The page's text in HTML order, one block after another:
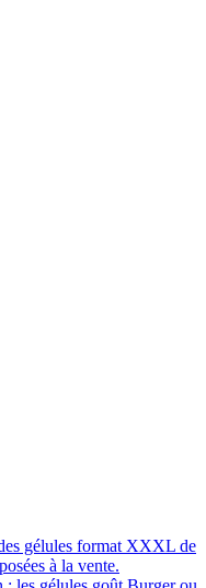
gélules format XXXL de
à la vente.